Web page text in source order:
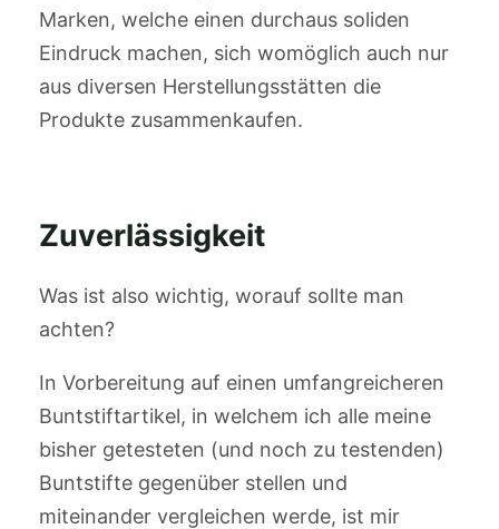
Marken, welche einen durchaus soliden
Eindruck machen, sich womöglich auch nur
aus diversen Herstellungsstätten die
Produkte zusammenkaufen.
Zuverlässigkeit
Was ist also wichtig, worauf sollte man
achten?
In Vorbereitung auf einen umfangreicheren
Buntstiftartikel, in welchem ich alle meine
bisher getesteten (und noch zu testenden)
Buntstifte gegenüber stellen und
miteinander vergleichen werde, ist mir